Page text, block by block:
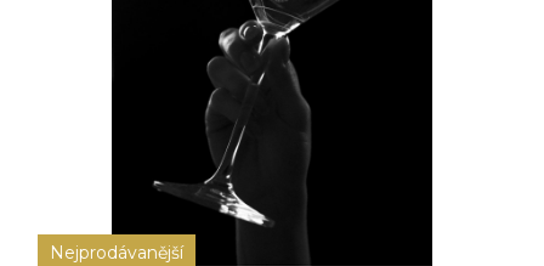
Nejprodávanější